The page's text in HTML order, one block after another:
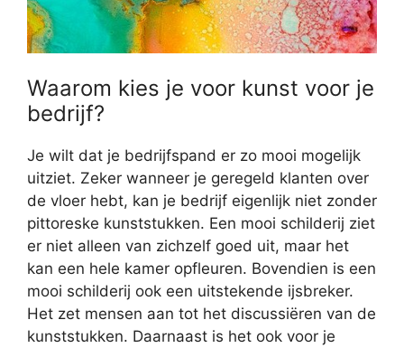
Waarom kies je voor kunst voor je
bedrijf?
Je wilt dat je bedrijfspand er zo mooi mogelijk
uitziet. Zeker wanneer je geregeld klanten over
de vloer hebt, kan je bedrijf eigenlijk niet zonder
pittoreske kunststukken. Een mooi schilderij ziet
er niet alleen van zichzelf goed uit, maar het
kan een hele kamer opfleuren. Bovendien is een
mooi schilderij ook een uitstekende ijsbreker.
Het zet mensen aan tot het discussiëren van de
kunststukken. Daarnaast is het ook voor je